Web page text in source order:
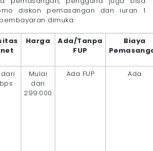
diskon pemasangan dan iuran 1
dimuka.
Harga
Ada/Tanpa
FUP
Biaya
Mulai
dari
299.000
Ada FUP Ada